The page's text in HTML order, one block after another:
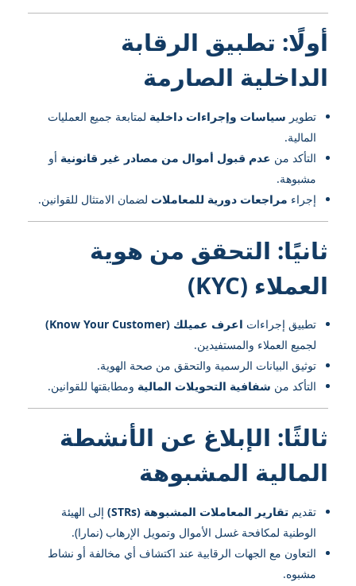
أولًا: تطبيق الرقابة
الداخلية الصارمة
تطوير سياسات وإجراءات داخلية لمتابعة جميع العمليات
المالية.
التأكد من عدم قبول أموال من مصادر غير قانونية أو
مشبوهة.
إجراء مراجعات دورية للمعاملات لضمان الامتثال للقوانين.
ثانيًا: التحقق من هوية
العملاء (KYC)
تطبيق إجراءات اعرف عميلك (Know Your Customer)
لجميع العملاء والمستفيدين.
توثيق البيانات الرسمية والتحقق من صحة الهوية.
التأكد من شفافية التحويلات المالية ومطابقتها للقوانين.
ثالثًا: الإبلاغ عن الأنشطة
المالية المشبوهة
تقديمتقارير المعاملات المشبوهة (STRs)
إلى الهيئة
الوطنية لمكافحة غسل الأموال وتمويل الإرهاب (نمارا).
التعاون مع الجهات الرقابية عند اكتشاف أي مخالفة أو نشاط
مشبوه.